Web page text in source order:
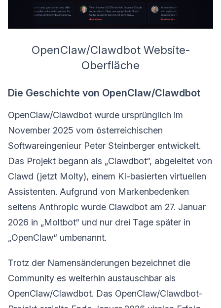
OpenClaw/Clawdbot Website-
Oberfläche
Die Geschichte von OpenClaw/Clawdbot
OpenClaw/Clawdbot wurde ursprünglich im
November 2025 vom österreichischen
Softwareingenieur Peter Steinberger entwickelt.
Das Projekt begann als „Clawdbot“, abgeleitet von
Clawd (jetzt Molty), einem KI-basierten virtuellen
Assistenten. Aufgrund von Markenbedenken
seitens Anthropic wurde Clawdbot am 27. Januar
2026 in „Moltbot“ und nur drei Tage später in
„OpenClaw“ umbenannt.
Trotz der Namensänderungen bezeichnet die
Community es weiterhin austauschbar als
OpenClaw/Clawdbot. Das OpenClaw/Clawdbot-